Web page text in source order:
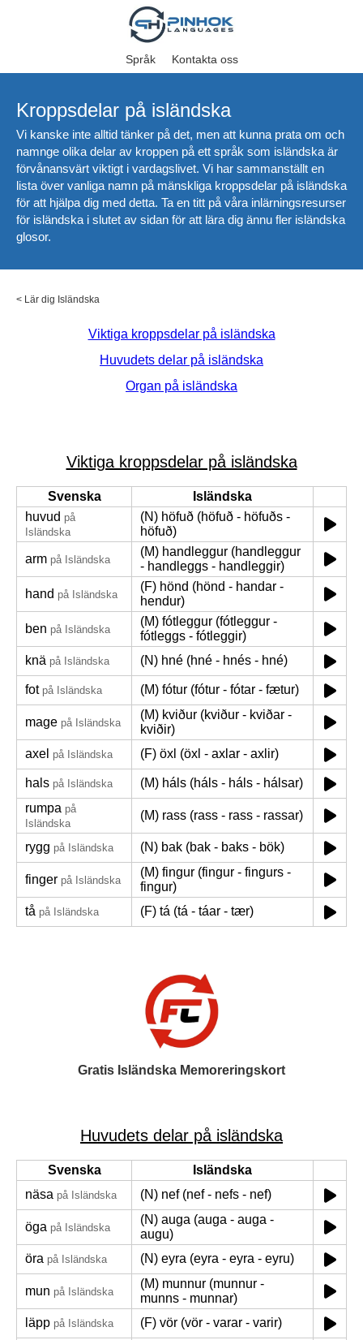
Språk Kontakta oss
Kroppsdelar på isländska
Vi kanske inte alltid tänker på det, men att kunna prata om och
namnge olika delar av kroppen på ett språk som isländska är
förvånansvärt viktigt i vardagslivet. Vi har sammanställt en
lista över vanliga namn på mänskliga kroppsdelar på isländska
för att hjälpa dig med detta. Ta en titt på våra inlärningsresurser
för isländska i slutet av sidan för att lära dig ännu fler isländska
glosor.
< Lär dig Isländska
Viktiga kroppsdelar på isländska
Huvudets delar på isländska
Organ på isländska
Viktiga kroppsdelar på isländska
Svenska
Isländska
huvud på
Isländska
(N) höfuð (höfuð - höfuðs -
höfuð)
arm på Isländska
(M) handleggur (handleggur
- handleggs - handleggir)
hand på Isländska
(F) hönd (hönd - handar -
hendur)
ben på Isländska
(M) fótleggur (fótleggur -
fótleggs - fótleggir)
knä på Isländska (N) hné (hné - hnés - hné)
fot på Isländska (M) fótur (fótur - fótar - fætur)
mage på Isländska
(M) kviður (kviður - kviðar -
kviðir)
axel på Isländska (F) öxl (öxl - axlar - axlir)
hals på Isländska
(M) háls (háls - háls - hálsar)
rumpa på
Isländska
(M) rass (rass - rass - rassar)
rygg på Isländska (N) bak (bak - baks - bök)
finger på Isländska
(M) fingur (fingur - fingurs -
fingur)
tå på Isländska (F) tá (tá - táar - tær)
Gratis Isländska Memoreringskort
Huvudets delar på isländska
Svenska
Isländska
näsa på Isländska (N) nef (nef - nefs - nef)
öga på Isländska
(N) auga (auga - auga -
augu)
öra på Isländska (N) eyra (eyra - eyra - eyru)
mun på Isländska
(M) munnur (munnur -
munns - munnar)
läpp på Isländska
(F) vör (vör - varar - varir)